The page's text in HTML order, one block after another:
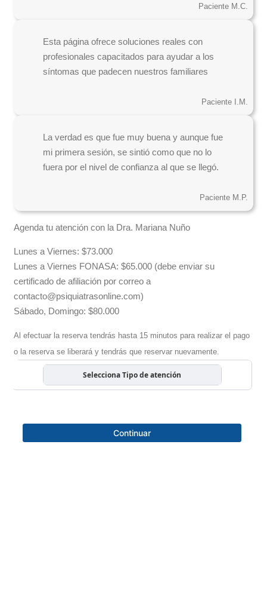
Paciente M.C.
Esta página ofrece soluciones reales con
profesionales capacitados para ayudar a los
síntomas que padecen nuestros familiares
Paciente I.M.
La verdad es que fue muy buena y aunque fue
mi primera sesión, se sintió como que no lo
fuera por el nivel de confianza al que se llegó.
Paciente M.P.
Agenda tu atención con la Dra. Mariana Nuño
Lunes a Viernes: $73.000
Lunes a Viernes FONASA: $65.000 (debe enviar su
certificado de afiliación por correo a
contacto@psiquiatrasonline.com)
Sábado, Domingo: $80.000
Al efectuar la reserva tendrás hasta 15 minutos para realizar el pago
o la reserva se liberará y tendrás que reservar nuevamente.